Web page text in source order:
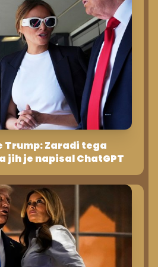
Trump: Zaradi tega
jih je napisal ChatGPT